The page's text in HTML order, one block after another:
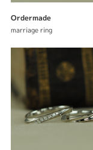
Ordermade
marriage ring